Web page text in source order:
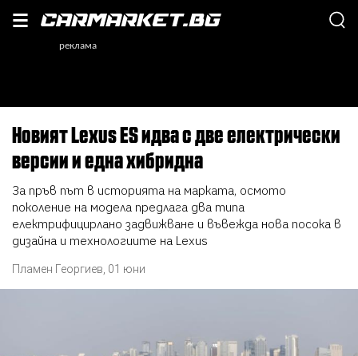
Новият Lexus ES идва с две електрически
версии и една хибридна
За пръв път в историята на марката, осмото
поколение на модела предлага два типа
електрифицирлано задвижване и въвежда нова посока в
дизайна и технологиите на Lexus
Пламен Георгиев 01 юни